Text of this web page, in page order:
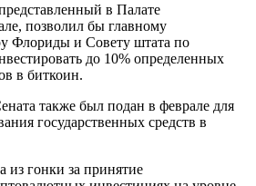
в Палате
позволил бы главному
Флориды и Совету штата по
до 10% определенных
в биткоин.
также был подан в феврале для
государственных средств в
из гонки за принятие